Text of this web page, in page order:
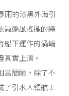
雨的漆黑外海引
靠髓風搖擺的繩
船下運作的渦輪
真實上演。
當簡陋，除了不
了引水人領航工